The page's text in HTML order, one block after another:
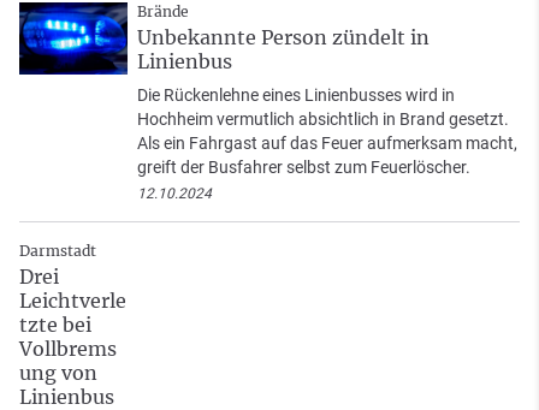
Brände
Unbekannte Person zündelt in
Linienbus
Die Rückenlehne eines Linienbusses wird in
Hochheim vermutlich absichtlich in Brand gesetzt.
Als ein Fahrgast auf das Feuer aufmerksam macht,
greift der Busfahrer selbst zum Feuerlöscher.
12.10.2024
Darmstadt
Drei
Leichtverle
tzte bei
Vollbrems
ung von
Linienbus